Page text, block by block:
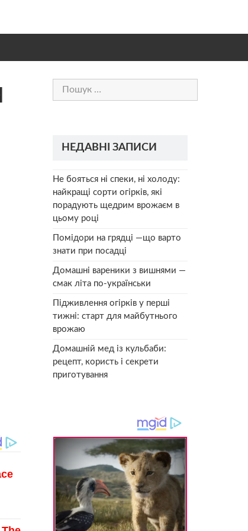
Пошук:
НЕДАВНІ ЗАПИСИ
Не бояться ні спеки, ні холоду:
найкращі сорти огірків, які
порадують щедрим врожаєм в
цьому році
Помідори на грядці —що варто
знати при посадці
Домашні вареники з вишнями —
смак літа по-українськи
Підживлення огірків у перші
тижні: старт для майбутнього
врожаю
Домашній мед із кульбаби:
рецепт, користь і секрети
приготування